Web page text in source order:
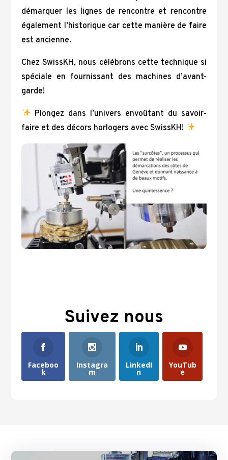
démarquer les lignes de rencontre et rencontre
également l’historique car cette manière de faire
est ancienne.
Chez SwissKH, nous célébrons cette technique si
spéciale en fournissant des machines d’avant-
garde!
Plongez dans l’univers envoûtant du savoir-
faire et des décors horlogers avec SwissKH!
Suivez nous
Faceboo
k
Instagra
m
LinkedI
n
YouTub
e